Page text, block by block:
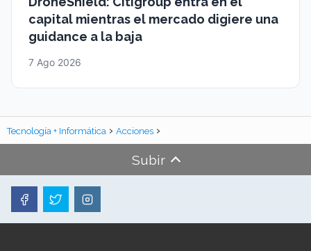
capital mientras el mercado digiere una
guidance a la baja
7 Ago 2026
Tecnología + Informática Acciones
Subir